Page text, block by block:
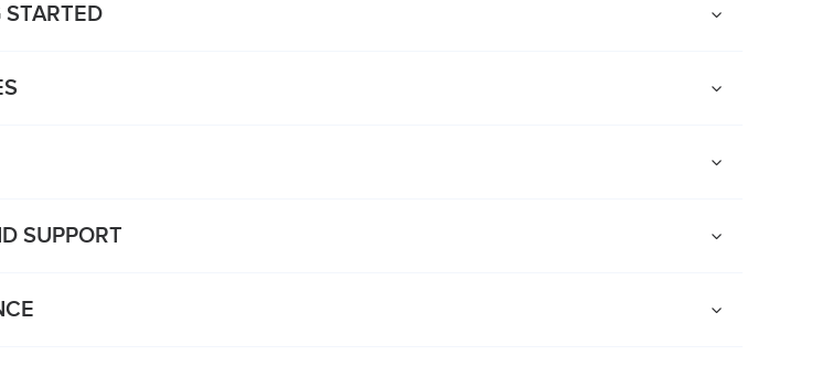
STARTED
SUPPORT